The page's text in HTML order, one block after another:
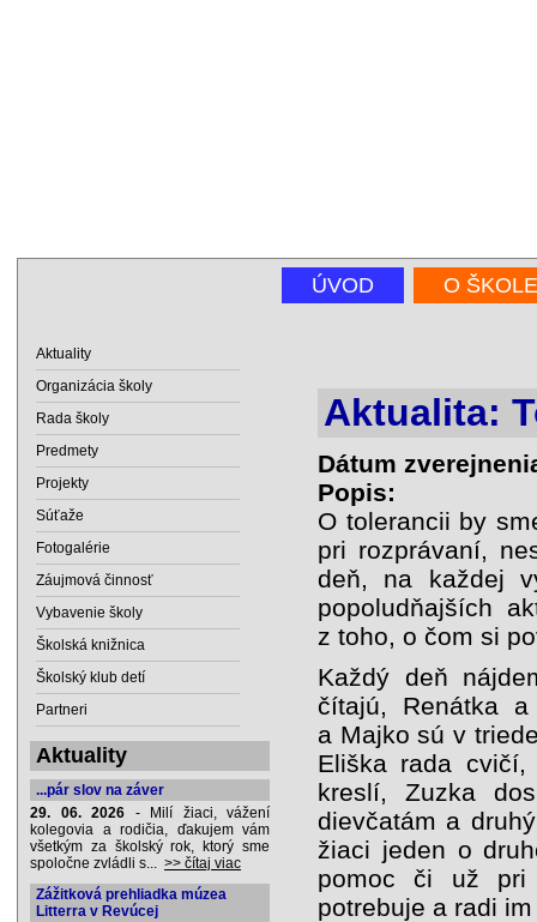
ÚVOD O ŠKOLE
Aktualita:
Dátum
Popis:
O tolerancii by
pri rozprávaní,
deň, na každej
popoludňajších
z toho, o čom si
Každý deň
čítajú, Renátka
a Majko sú v
Eliška rada
kreslí, Zuzka
dievčatám a
žiaci jeden o
pomoc či už pri
potrebuje a radi
Aktuality
Organizácia školy
Rada školy
Predmety
Projekty
Súťaže
Fotogalérie
Záujmová činnosť
Vybavenie školy
Školská knižnica
Školský klub detí
Partneri
Aktuality
...pár slov na záver
29. 06. 2026 - Milí žiaci, vážení
kolegovia a rodičia, ďakujem vám
všetkým za školský rok, ktorý sme
spoločne zvládli s... >> čítaj viac
Zážitková prehliadka múzea
Litterra v Revúcej